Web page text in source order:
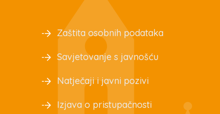
Zaštita osobnih podataka
Savjetovanje s javnošću
Natječaji i javni pozivi
Izjava o pristupačnosti